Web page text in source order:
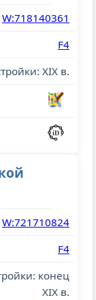
W:718140361
F4
XIX в.
W:721710824
F4
конец
XIX в.